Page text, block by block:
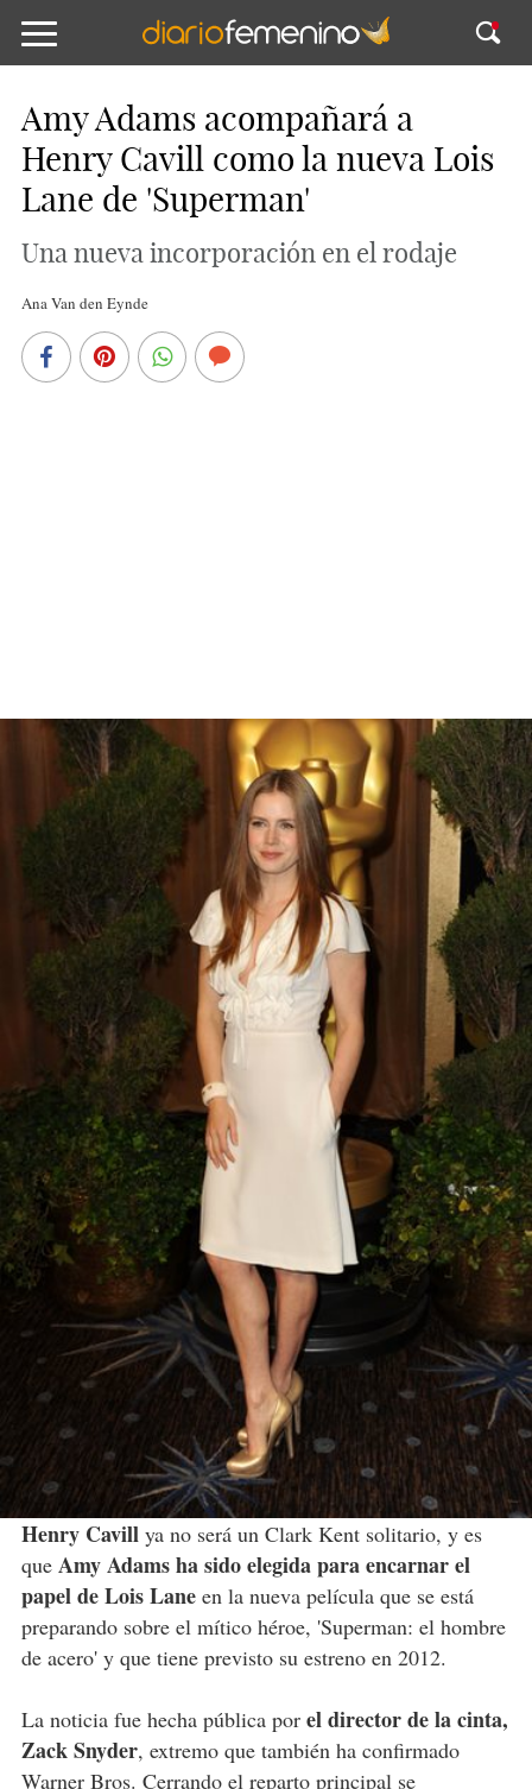
Amy Adams acompañará a
Henry Cavill como la nueva Lois
Lane de 'Superman'
Una nueva incorporación en el rodaje
Ana Van den Eynde
Henry Cavill ya no será un Clark Kent solitario, y es
que Amy Adams ha sido elegida para encarnar el
papel de Lois Laneen la nueva película que se está
preparando sobre el mítico héroe, 'Superman: el hombre
de acero' y que tiene previsto su estreno en 2012.
La noticia fue hecha pública por el director de la cinta,
Zack Snyder, extremo que también ha confirmado
Warner Bros. Cerrando el repartoprincipal se